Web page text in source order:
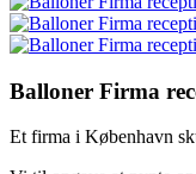
Balloner Firma
Et firma i København